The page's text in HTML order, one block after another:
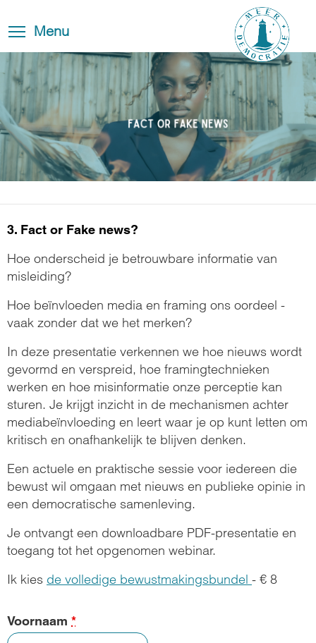
en
de
inhoud
gaan
Toggle
navigation
Contact
Menu
3. Fact or Fake news?
Hoe onderscheid je betrouwbare informatie van
misleiding?
Hoe beïnvloeden media en framing ons oordeel -
vaak zonder dat we het merken?
In deze presentatie verkennen we hoe nieuws wordt
gevormd en verspreid, hoe framingtechnieken
werken en hoe misinformatie onze perceptie kan
sturen. Je krijgt inzicht in de mechanismen achter
mediabeïnvloeding en leert waar je op kunt letten om
kritisch en onafhankelijk te blijven denken.
Een actuele en praktische sessie voor iedereen die
bewust wil omgaan met nieuws en publieke opinie in
een democratische samenleving.
Je ontvangt een downloadbare PDF-presentatie en
toegang tot het opgenomen webinar.
Ik kies de volledige bewustmakingsbundel - € 8
Voornaam *